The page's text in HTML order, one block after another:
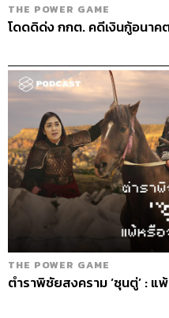
THE POWER GAME
โดดดิด่ง กกต. คดีเงินกู้อนาคต
THE POWER GAME
ตำราพิชัยสงคราม ‘ซุนตู่’ : แ